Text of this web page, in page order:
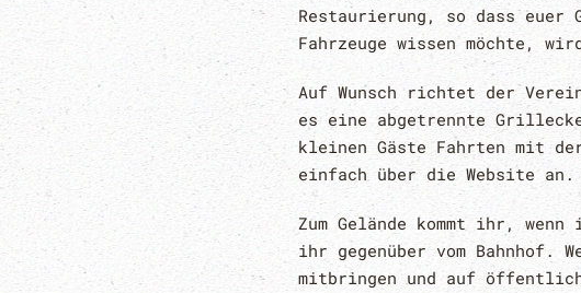
Restaurierung, so dass euer
Fahrzeuge wissen möchte,
Auf Wunsch richtet der
es eine abgetrennte
kleinen Gäste Fahrten mit
einfach über die Website an.
Zum Gelände kommt ihr,
ihr gegenüber vom Bahnhof.
mitbringen und auf